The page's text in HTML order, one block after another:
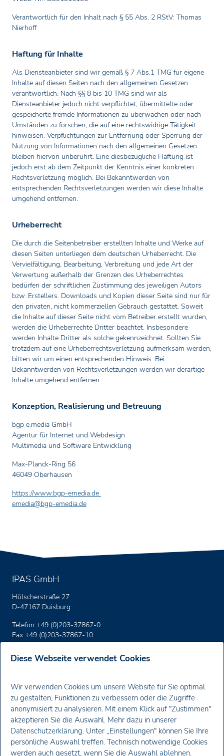
Diese Webseite verwendet Cookies
Wir verwenden Cookies um unsere Website für Sie optimal
zu gestalten, Funktionen zu verbessern oder die Zugriffe
anonymisiert zu analysieren. Mit einem Klick auf "Zustimmen"
akzeptieren Sie die Auswahl. Mehr dazu in unserer
Datenschutzerklärung. Unter „Einstellungen" können Sie Ihre
persönliche Auswahl treffen. Technisch notwendige Cookies
werden auch gesetzt, wenn Sie die Auswahl ablehnen.
Verantwortlich für den Inhalt nach § 55 Abs. 2 RStV: Thomas
Nierhoff
Haftung für Inhalte
Als Diensteanbieter sind wir gemäß § 7 Abs.1 TMG für eigene
Inhalte auf diesen Seiten nach den allgemeinen Gesetzen
verantwortlich. Nach §§ 8 bis 10 TMG sind wir als
Diensteanbieter jedoch nicht verpflichtet, übermittelte oder
gespeicherte fremde Informationen zu überwachen oder nach
Umständen zu forschen, die auf eine rechtswidrige Tätigkeit
hinweisen. Verpflichtungen zur Entfernung oder Sperrung der
Nutzung von Informationen nach den allgemeinen Gesetzen
bleiben hiervon unberührt. Eine diesbezügliche Haftung ist
jedoch erst ab dem Zeitpunkt der Kenntnis einer konkreten
Rechtsverletzung möglich. Bei Bekanntwerden von
entsprechenden Rechtsverletzungen werden wir diese Inhalte
umgehend entfernen.
Urheberrecht
Die durch die Seitenbetreiber erstellten Inhalte und Werke auf
diesen Seiten unterliegen dem deutschen Urheberrecht. Die
Vervielfältigung, Bearbeitung, Verbreitung und jede Art der
Verwertung außerhalb der Grenzen des Urheberrechtes
bedürfen der schriftlichen Zustimmung des jeweiligen Autors
bzw. Erstellers. Downloads und Kopien dieser Seite sind nur für
den privaten, nicht kommerziellen Gebrauch gestattet. Soweit
die Inhalte auf dieser Seite nicht vom Betreiber erstellt wurden,
werden die Urheberrechte Dritter beachtet. Insbesondere
werden Inhalte Dritter als solche gekennzeichnet. Sollten Sie
trotzdem auf eine Urheberrechtsverletzung aufmerksam werden,
bitten wir um einen entsprechenden Hinweis. Bei
Bekanntwerden von Rechtsverletzungen werden wir derartige
Inhalte umgehend entfernen.
Konzeption, Realisierung und Betreuung
bgp e.media GmbH
Agentur für Internet und Webdesign
Multimedia und Software Entwicklung
Max-Planck-Ring 56
46049 Oberhausen
https://www.bgp-emedia.de
emedia@bgp-emedia.de
IPAS GmbH
Hölscherstraße 27
D-47167 Duisburg
Telefon +49 (0)203-37867-0
Fax +49 (0)203-37867-10
E-Mail:support@ipas-products.com
Impressum
Datenschutz
Newsletter
Sie erhalten von uns Neuigkeiten zu unseren Produkten,